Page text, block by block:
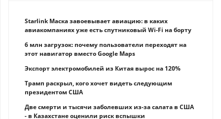
Starlink Маска завоевывает авиацию: в каких
авиакомпаниях уже есть спутниковый Wi-Fi на борту
6 млн загрузок: почему пользователи переходят на
этот навигатор вместо Google Maps
Экспорт электромобилей из Китая вырос на 120%
Трамп раскрыл, кого хочет видеть следующим
президентом США
Две смерти и тысячи заболевших из-за салата в США
- в Казахстане оценили риск вспышки